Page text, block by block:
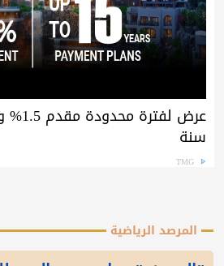
سنة
TMG
المرصد الرياضية